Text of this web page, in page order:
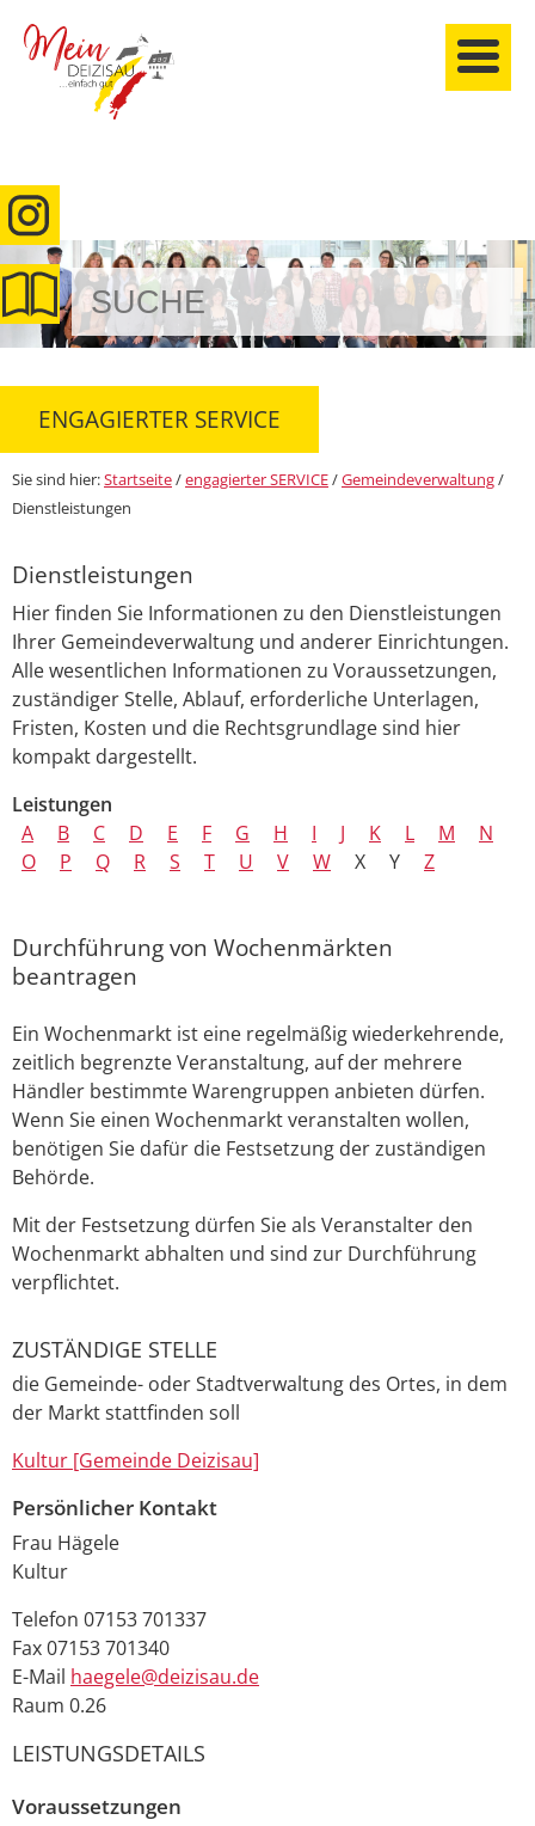
anmelden
ENGAGIERTER SERVICE
Sie sind hier:Startseite/engagierter SERVICE/Gemeindeverwaltung/
Dienstleistungen
Dienstleistungen
Hier finden Sie Informationen zu den Dienstleistungen
Ihrer Gemeindeverwaltung und anderer Einrichtungen.
Alle wesentlichen Informationen zu Voraussetzungen,
zuständiger Stelle, Ablauf, erforderliche Unterlagen,
Fristen, Kosten und die Rechtsgrundlage sind hier
kompakt dargestellt.
Leistungen
A
B C D E F G H I J K L M
N
O
P Q R S T U V W X Y Z
Durchführung von Wochenmärkten
beantragen
Ein Wochenmarkt ist eine regelmäßig wiederkehrende,
zeitlich begrenzte Veranstaltung, auf der mehrere
Händler bestimmte Warengruppen anbieten dürfen.
Wenn Sie einen Wochenmarkt veranstalten wollen,
benötigen Sie dafür die Festsetzung der zuständigen
Behörde.
Mit der Festsetzung dürfen Sie als Veranstalter den
Wochenmarkt abhalten und sind zur Durchführung
verpflichtet.
ZUSTÄNDIGE STELLE
die Gemeinde- oder Stadtverwaltung des Ortes, in dem
der Markt stattfinden soll
Kultur [Gemeinde Deizisau]
Persönlicher Kontakt
Frau Hägele
Kultur
Telefon 07153 701337
Fax07153 701340
E-Mail haegele@deizisau.de
Raum 0.26
LEISTUNGSDETAILS
Voraussetzungen